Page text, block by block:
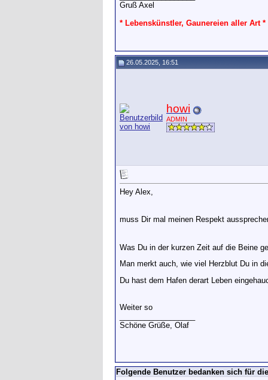
Gruß Axel
* Lebenskünstler, Gaunereien aller Art *
26.05.2025, 16:51
howi
ADMIN
Hey Alex,
muss Dir mal meinen Respekt
Was Du in der kurzen Zeit auf die Beine
Man merkt auch, wie viel Herzblut Du in
Du hast dem Hafen derart Leben
Weiter so
Schöne Grüße, Olaf
Folgende Benutzer bedanken sich für